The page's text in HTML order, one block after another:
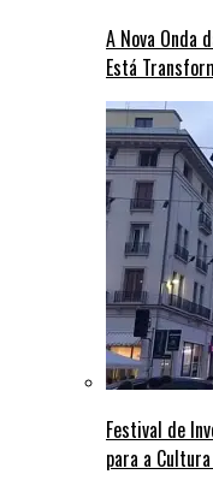
A Nova Onda
Está
Festival de
para a